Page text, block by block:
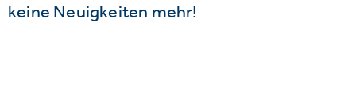
keine Neuigkeiten mehr!